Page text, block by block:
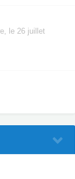
le 26 juillet